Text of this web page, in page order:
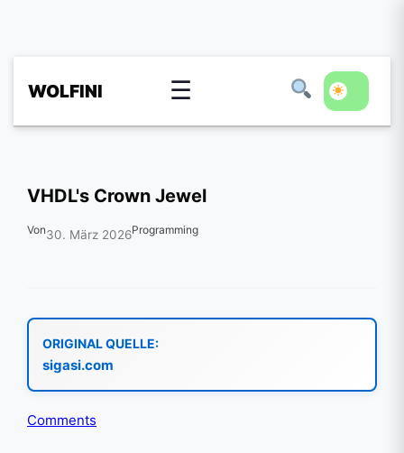
WOLFINI ☰
VHDL's Crown Jewel
Von30. März 2026Programming
ORIGINAL QUELLE:
sigasi.com
Comments